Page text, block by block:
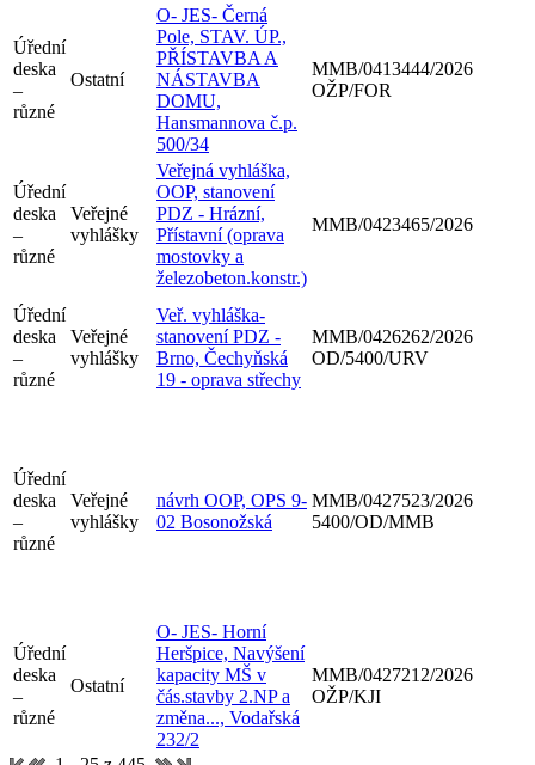
Úřední
deska
–
různé
Ostatní
O- JES- Černá
Pole, STAV. ÚP.,
PŘÍSTAVBA A
NÁSTAVBA
DOMU,
Hansmannova č.p.
500/34
MMB/0413444/2026
OŽP/FOR
Úřední
deska
–
různé
Veřejné
vyhlášky
Veřejná vyhláška,
OOP, stanovení
PDZ - Hrázní,
Přístavní (oprava
mostovky a
železobeton.konstr.)
MMB/0423465/2026
Úřední
deska
–
různé
Veřejné
vyhlášky
Veř. vyhláška-
stanovení PDZ -
Brno, Čechyňská
19 - oprava střechy
MMB/0426262/2026
OD/5400/URV
Úřední
deska
–
různé
Veřejné
vyhlášky
návrh OOP, OPS 9-
02 Bosonožská
MMB/0427523/2026
5400/OD/MMB
Úřední
deska
–
různé
Ostatní
O- JES- Horní
Heršpice, Navýšení
kapacity MŠ v
čás.stavby 2.NP a
změna..., Vodařská
232/2
MMB/0427212/2026
OŽP/KJI